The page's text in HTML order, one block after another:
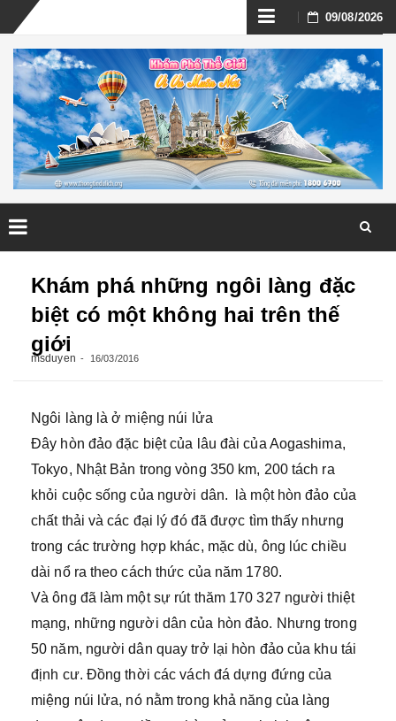
Skip
to
content
09/08/2026
Khám phá những ngôi làng đặc
biệt có một không hai trên thế
giới
msduyen 16/03/2016
Ngôi làng là ở miệng núi lửa
Đây hòn đảo đặc biệt của lâu đài của Aogashima,
Tokyo, Nhật Bản trong vòng 350 km, 200 tách ra
khỏi cuộc sống của người dân. là một hòn đảo của
chất thải và các đại lý đó đã được tìm thấy nhưng
trong các trường hợp khác, mặc dù, ông lúc chiều
dài nổ ra theo cách thức của năm 1780.
Và ông đã làm một sự rút thăm 170 327 người thiệt
mạng, những người dân của hòn đảo. Nhưng trong
50 năm, người dân quay trở lại hòn đảo của khu tái
định cư. Đồng thời các vách đá dựng đứng của
miệng núi lửa, nó nằm trong khả năng của làng